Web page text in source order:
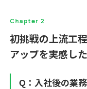
Chapter 2
初挑戦の上流工
アップを実感した
Q：入社後の業